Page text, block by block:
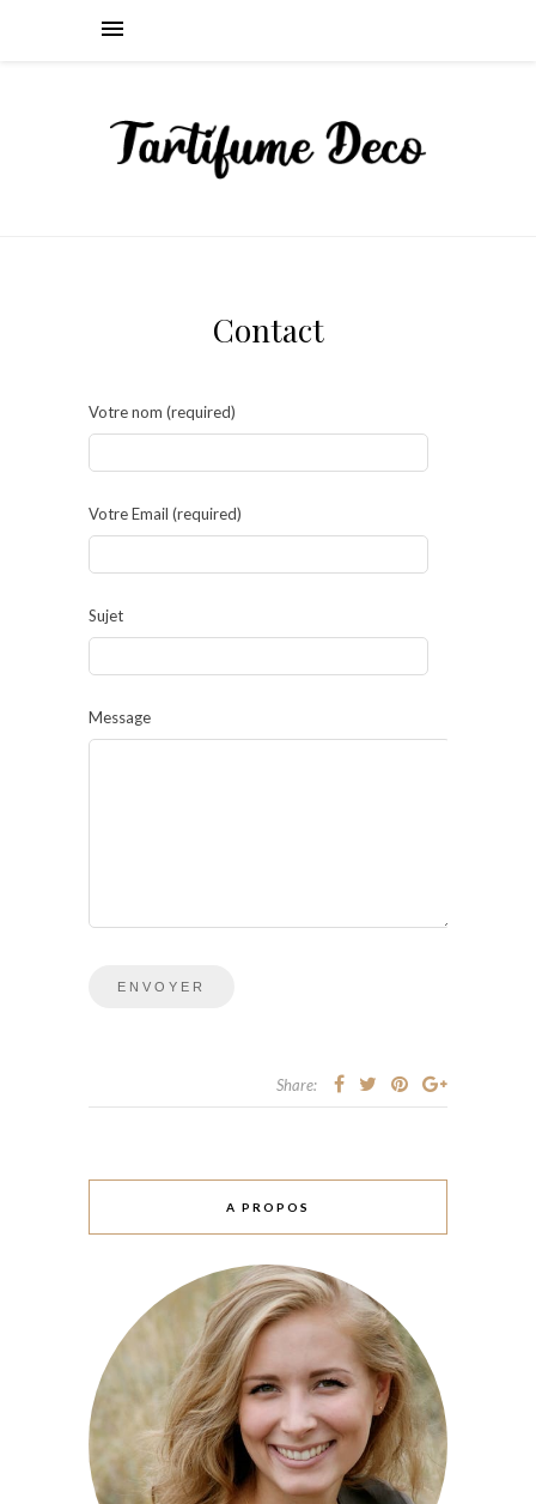
Contact
Votre nom (required)
Votre Email (required)
Sujet
Message
Share:
A PROPOS